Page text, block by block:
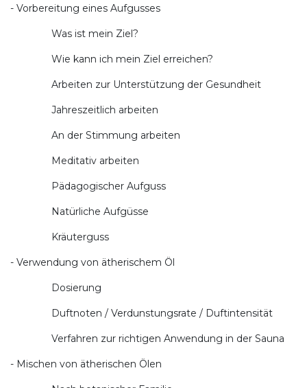
- Vorbereitung eines Aufgusses
Was ist mein Ziel?
Wie kann ich mein Ziel erreichen?
Arbeiten zur Unterstützung der Gesundheit
Jahreszeitlich arbeiten
An der Stimmung arbeiten
Meditativ arbeiten
Pädagogischer Aufguss
Natürliche Aufgüsse
Kräuterguss
- Verwendung von ätherischem Öl
Dosierung
Duftnoten / Verdunstungsrate / Duftintensität
Verfahren zur richtigen Anwendung in der Sauna
- Mischen von ätherischen Ölen